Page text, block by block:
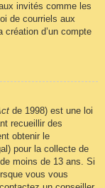
invités comme les
de courriels aux
création d’un compte
de 1998) est une loi
recueillir des
obtenir le
pour la collecte de
moins de 13 ans. Si
vous vous